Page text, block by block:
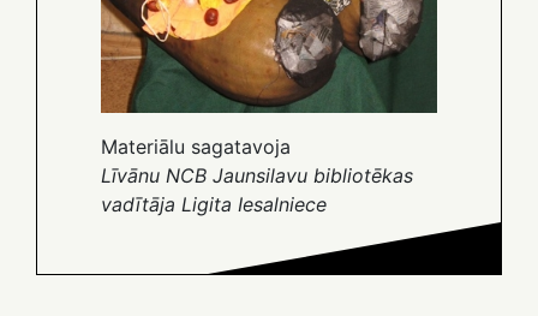
Materiālu sagatavoja
Līvānu NCB Jaunsilavu bibliotēkas
vadītāja Ligita Iesalniece